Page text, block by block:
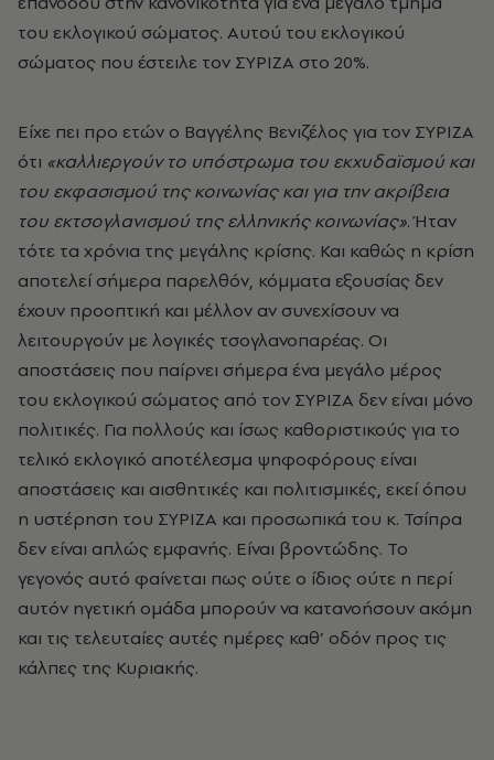
του εκλογικού σώματος. Αυτού του εκλογικού
σώματος που έστειλε τον ΣΥΡΙΖΑ στο 20%.
Είχε πει προ ετών ο Βαγγέλης Βενιζέλος για τον ΣΥΡΙΖΑ
ότι «καλλιεργούν το υπόστρωμα του εκχυδαϊσμού και
του εκφασισμού της κοινωνίας και για την ακρίβεια
του εκτσογλανισμού της ελληνικής κοινωνίας». Ήταν
τότε τα χρόνια της μεγάλης κρίσης. Και καθώς η κρίση
αποτελεί σήμερα παρελθόν, κόμματα εξουσίας δεν
έχουν προοπτική και μέλλον αν συνεχίσουν να
λειτουργούν με λογικές τσογλανοπαρέας. Οι
αποστάσεις που παίρνει σήμερα ένα μεγάλο μέρος
του εκλογικού σώματος από τον ΣΥΡΙΖΑ δεν είναι μόνο
πολιτικές. Για πολλούς και ίσως καθοριστικούς για το
τελικό εκλογικό αποτέλεσμα ψηφοφόρους είναι
αποστάσεις και αισθητικές και πολιτισμικές, εκεί όπου
η υστέρηση του ΣΥΡΙΖΑ και προσωπικά του κ. Τσίπρα
δεν είναι απλώς εμφανής. Είναι βροντώδης. Το
γεγονός αυτό φαίνεται πως ούτε ο ίδιος ούτε η περί
αυτόν ηγετική ομάδα μπορούν να κατανοήσουν ακόμη
και τις τελευταίες αυτές ημέρες καθ’ οδόν προς τις
κάλπες της Κυριακής.